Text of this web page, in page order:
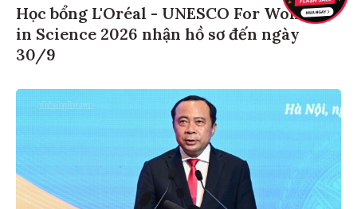
Học bổng L'Oréal - UNESCO For Women
in Science 2026 nhận hồ sơ đến ngày
30/9